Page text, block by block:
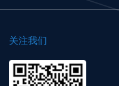
关注我们